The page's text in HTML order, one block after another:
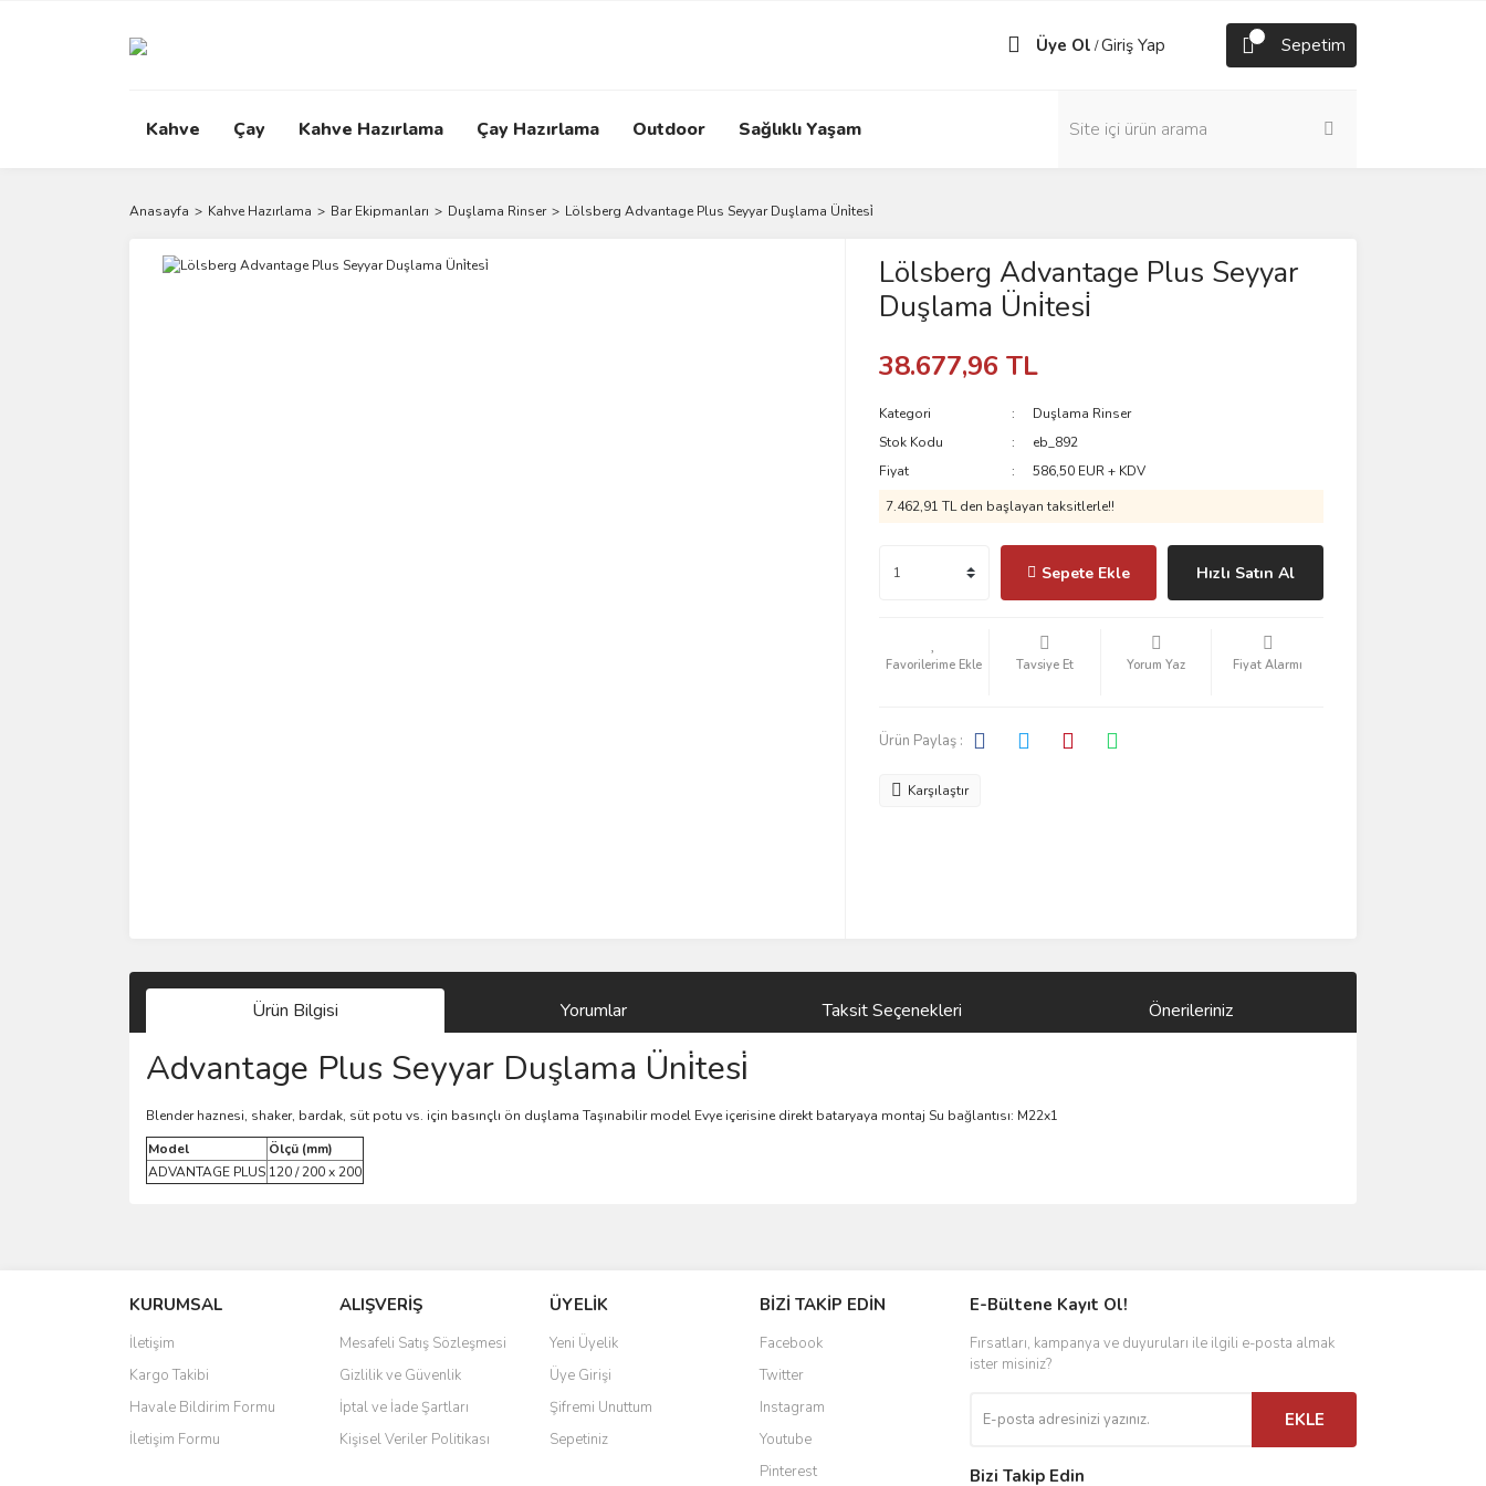
Üye Ol /Giriş Yap Sepetim
Kahve Çay Kahve Hazırlama Çay Hazırlama Outdoor Sağlıklı Yaşam
Anasayfa Kahve Hazırlama Bar Ekipmanları Duşlama Rinser Lölsberg Advantage Plus Seyyar Duşlama Üni̇tesi̇
Lölsberg Advantage Plus Seyyar
Duşlama Üni̇tesi̇
38.677,96 TL
Kategori
Duşlama Rinser
Stok Kodu
eb_892
Fiyat
586,50 EUR + KDV
7.462,91 TL den başlayan taksitlerle!!
Sepete Ekle Hızlı Satın Al
Tavsiye Et Yorum Yaz Fiyat Alarmı
Ürün Paylaş :
Karşılaştır
Ürün Bilgisi Yorumlar Taksit Seçenekleri Önerileriniz
Advantage Plus Seyyar Duşlama Üni̇tesi̇
Blender haznesi, shaker, bardak, süt potu vs. için basınçlı ön duşlama Taşınabilir model Evye içerisine direkt bataryaya montaj Su bağlantısı: M22x1
Model
Ölçü (mm)
ADVANTAGE PLUS 120 / 200 x 200
Ürün resmi kalitesiz, bozuk veya görüntülenemiyor.
Ürün açıklamasında eksik bilgiler bulunuyor.
Ürün bilgilerinde hatalar bulunuyor.
Ürün fiyatı diğer sitelerden daha pahalı.
Bu ürüne benzer farklı alternatifler olmalı.
KURUMSAL
İletişim
Kargo Takibi
Havale Bildirim Formu
İletişim Formu
ALIŞVERİŞ
Mesafeli Satış Sözleşmesi
Gizlilik ve Güvenlik
İptal ve İade Şartları
Kişisel Veriler Politikası
ÜYELİK
Yeni Üyelik
Üye Girişi
Şifremi Unuttum
Sepetiniz
BİZİ TAKİP EDİN
Facebook
Twitter
Instagram
Youtube
Pinterest
E-Bültene Kayıt Ol!
Fırsatları, kampanya ve duyuruları ile ilgili e-posta almak
ister misiniz?
EKLE
Bizi Takip Edin